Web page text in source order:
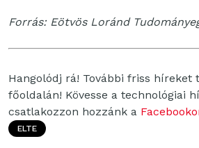
Forrás: Eötvös Loránd
Hangolódj rá! További friss híreket
főoldalán! Kövesse a technológiai
csatlakozzon hozzánk a
ELTE